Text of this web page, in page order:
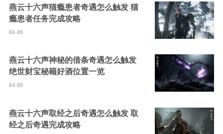
燕云十六声猫瘾患者奇遇怎么触发 猫
瘾患者任务完成攻略
04-08
燕云十六声神秘的借条奇遇怎么触发
绝世财宝秘籍好酒位置一览
04-08
燕云十六声取经之后奇遇怎么触发 取
经之后奇遇完成攻略